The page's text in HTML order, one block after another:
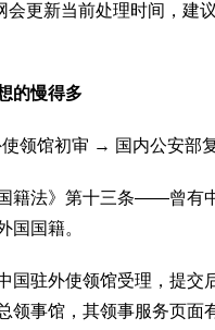
会更新当前处理时间，
的慢得多
领馆初审 → 国内公安部
籍法》第十三条——曾有
国国籍。
国驻外使领馆受理，提交
领事馆，其领事服务页面